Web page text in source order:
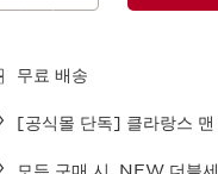
무료 배송
[공식몰 단독] 클라랑스